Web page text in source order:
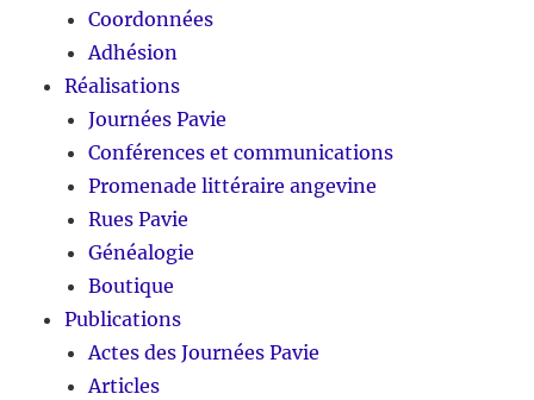
Coordonnées
Adhésion
Réalisations
Journées Pavie
Conférences et communications
Promenade littéraire angevine
Rues Pavie
Généalogie
Boutique
Publications
Actes des Journées Pavie
Articles